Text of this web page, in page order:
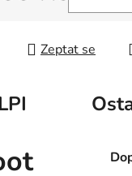
Zeptat se